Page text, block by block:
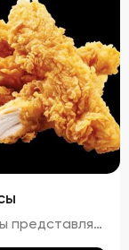
Стрипсы представляют собой кусочки куриного филе, обжаренные до золотистой корочки. Внешне они выглядят аппетитно, с равномерной золотистой окраской, без признаков пережарки. Вкус мяса насыщенный, сочный и ароматный, без каких-либо посторонних привкусов и запахов. Консистенция стрипсов идеальна: внутри мясо остается мягким и нежным, а снаружи образуется приятная хрустящая корочка. Это блюдо отлично сочетается с различными соусами и гарнирами, добавляя пикантности любому столу.